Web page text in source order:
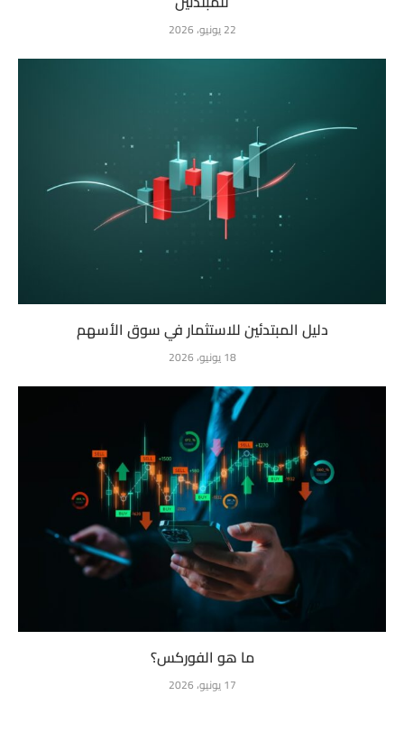
22 يونيو، 2026
دليل المبتدئين للاستثمار في سوق الأسهم
18 يونيو، 2026
ما هو الفوركس؟
17 يونيو، 2026